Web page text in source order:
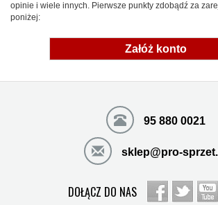
opinie i wiele innych. Pierwsze punkty zdobądź za
poniżej:
Załóż konto
95 880 0021
sklep@pro-
DOŁĄCZ DO NAS